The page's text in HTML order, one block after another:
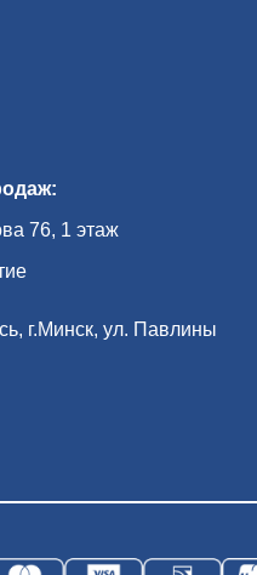
76, 1 этаж
г.Минск, ул. Павлины